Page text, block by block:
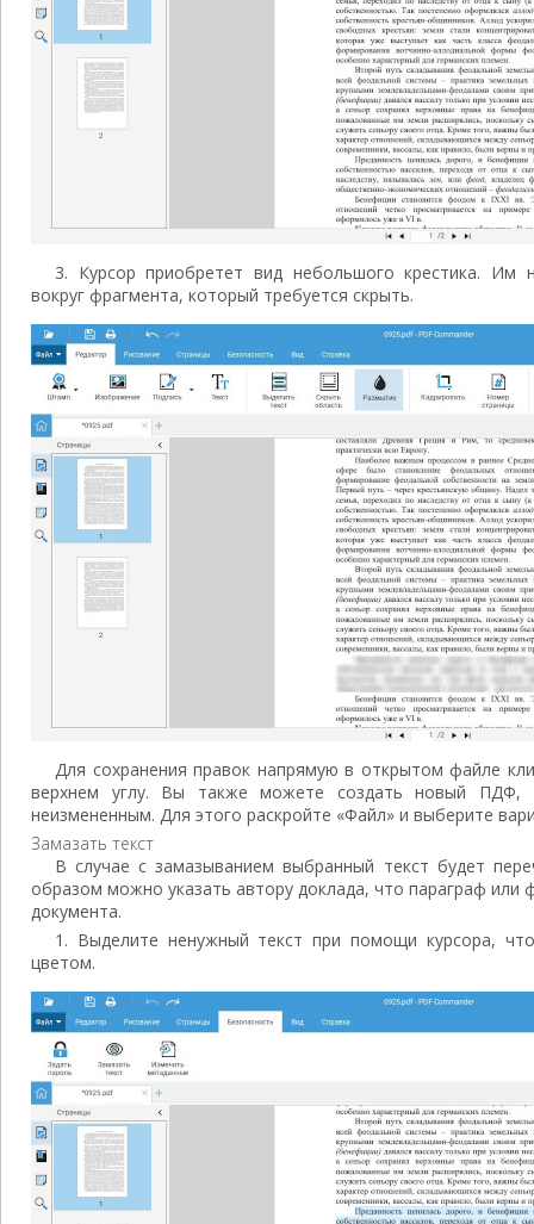
3. Курсор приобретет вид небольшого крестика. Им
вокруг фрагмента, который требуется скрыть.
Для сохранения правок напрямую в открытом файле
верхнем углу. Вы также можете создать новый ПДФ,
неизмененным. Для этого раскройте «Файл» и выберите
Замазать текст
В случае с замазыванием выбранный текст будет
образом можно указать автору доклада, что параграф или
документа.
1. Выделите ненужный текст при помощи курсора,
цветом.